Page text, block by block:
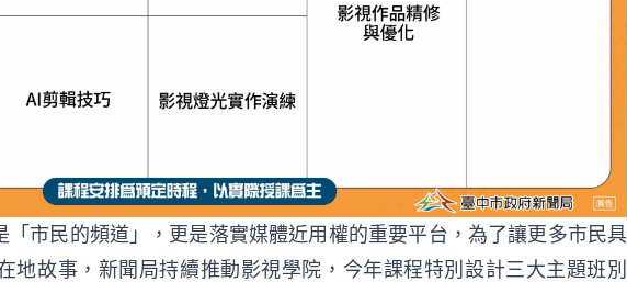
「市民的頻道」，更是落實媒體近用權的重要平台，為了讓更多市民具
地故事，新聞局持續推動影視學院，今年課程特別設計三大主題班別